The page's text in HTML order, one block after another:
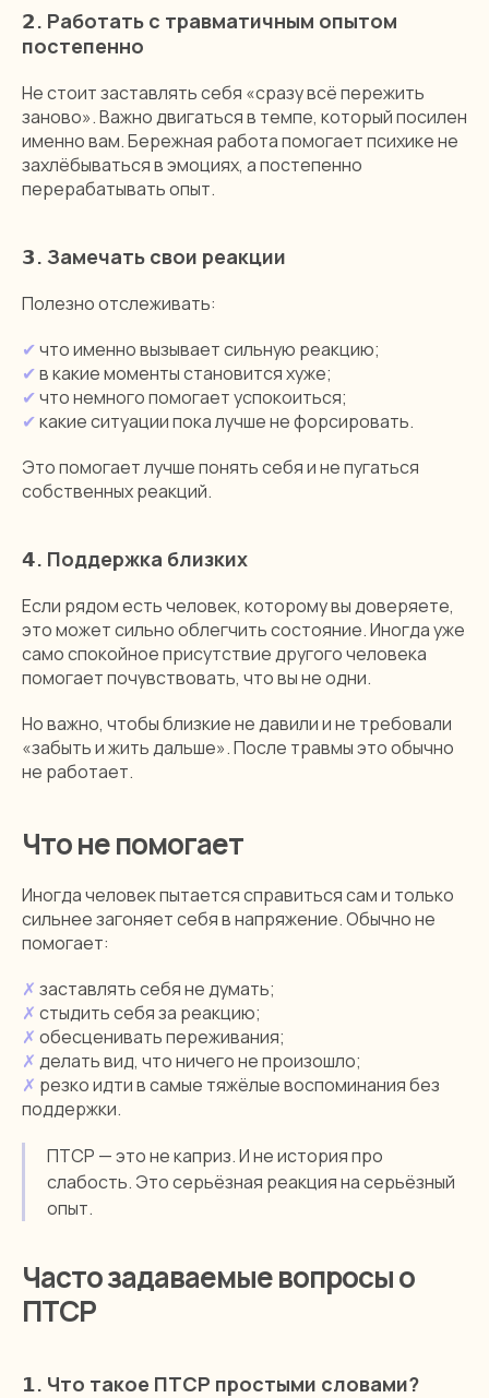
𝟮. Работать с травматичным опытом
постепенно
Не стоит заставлять себя «сразу всё пережить
заново». Важно двигаться в темпе, который посилен
именно вам. Бережная работа помогает психике не
захлёбываться в эмоциях, а постепенно
перерабатывать опыт.
𝟯. Замечать свои реакции
Полезно отслеживать:
✔что именно вызывает сильную реакцию;
✔в какие моменты становится хуже;
✔что немного помогает успокоиться;
✔какие ситуации пока лучше не форсировать.
Это помогает лучше понять себя и не пугаться
собственных реакций.
𝟰. Поддержка близких
Если рядом есть человек, которому вы доверяете,
это может сильно облегчить состояние. Иногда уже
само спокойное присутствие другого человека
помогает почувствовать, что вы не одни.
Но важно, чтобы близкие не давили и не требовали
«забыть и жить дальше». После травмы это обычно
не работает.
Что не помогает
Иногда человек пытается справиться сам и только
сильнее загоняет себя в напряжение. Обычно не
помогает:
✗ заставлять себя не думать;
✗ стыдить себя за реакцию;
✗ обесценивать переживания;
✗ делать вид, что ничего не произошло;
✗ резко идти в самые тяжёлые воспоминания без
поддержки.
ПТСР — это не каприз. И не история про
слабость. Это серьёзная реакция на серьёзный
опыт.
Часто задаваемые вопросы о
ПТСР
𝟭. Что такое ПТСР простыми словами?